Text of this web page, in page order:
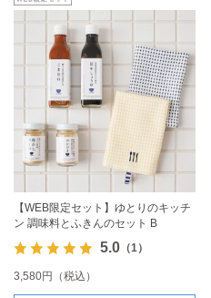
【WEB限定セット】ゆとりのキッチ
ン 調味料とふきんのセット B
5.0（1）
3,580円（税込）